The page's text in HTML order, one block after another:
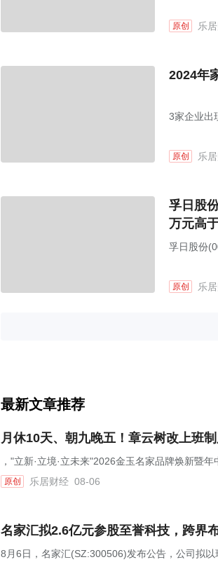
原创 乐
2024年
3家企业出
原创 乐
孚日股
万元高
孚日股份
原创 乐
最新文章推荐
月休10天、朝九晚五！章云树改上班
，"立新·立境·立未来"2026金玉名家品牌焕新暨年
原创 乐居财经 08-06
名家汇拟2.6亿元参股至誉科技，跨界
8月6日，名家汇(SZ:300506)发布公告，公司拟